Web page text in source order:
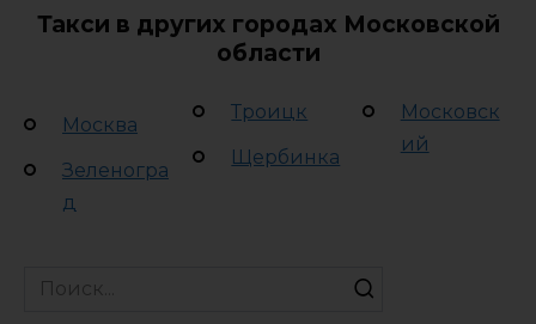
Такси в других городах Московской
области
Москва
Зеленогра
д
Троицк
Щербинка
Московск
ий
Search